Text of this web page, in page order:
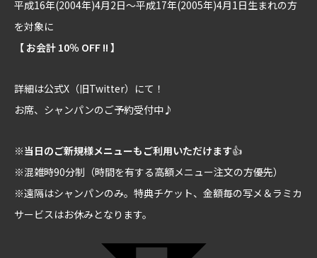
平成16年(2004年)4月2日～平成17年(2005年)4月1日生まれの方
を対象に
【 お会計 10％ OFF !! 】
詳細は公式X（旧Twitter）にて！
お席、シャンパンのご予約受付中♪
※当日のご新規様メニューもご利用いただけます👍
※混雑時90分制（時間を有する高額メニュー注文の方優先）
※遠隔はシャンパンのみ。特典チケット、金額毎の写メ＆ラミカ
サービスはお休みとなります。